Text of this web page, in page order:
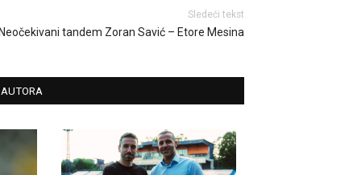
Sledeći tekst
Neočekivani tandem Zoran Savić – Etore Mesina